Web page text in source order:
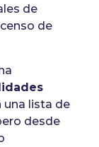
de
de
una lista de
desde